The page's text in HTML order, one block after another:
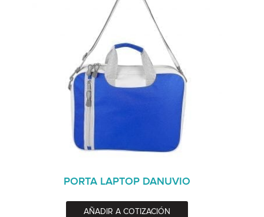
PORTA LAPTOP DANUVIO
AÑADIR A COTIZACIÓN